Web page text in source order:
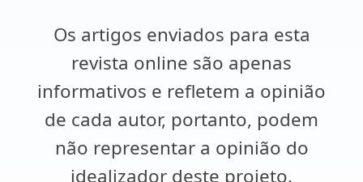
Os artigos enviados para esta
revista online são apenas
informativos e refletem a opinião
de cada autor, portanto, podem
não representar a opinião do
idealizador deste projeto.